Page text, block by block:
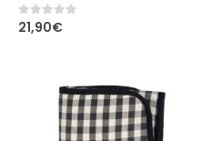
0out of 5
21,90€